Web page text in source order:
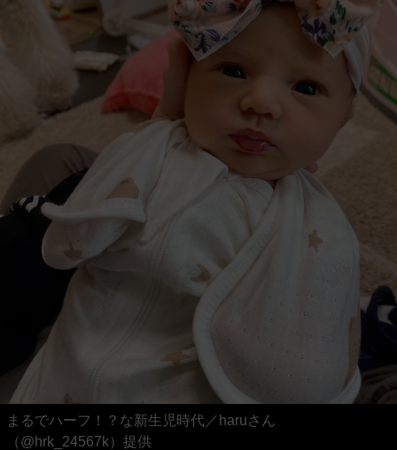
まるでハーフ！？な新生児時代／haruさん
（@hrk_24567k）提供